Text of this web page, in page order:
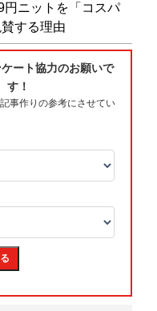
円ニットを「コスパ
する理由